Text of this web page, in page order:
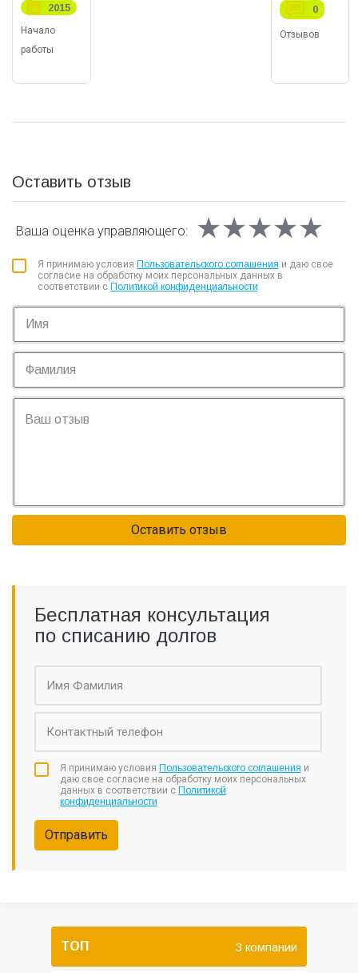
Начало
работы
2015
Отзывов
0
Оставить отзыв
Ваша оценка управляющего: ★★★★★
★★★★★
★★★★★
Я принимаю условия Пользовательского соглашения и даю свое
согласие на обработку моих персональных данных в
соответствии с Политикой конфиденциальности
Оставить отзыв
Бесплатная консультация
по списанию долгов
Я принимаю условия Пользовательского соглашения и
даю свое согласие на обработку моих персональных
данных в соответствии с Политикой
конфиденциальности
Отправить
ТОП 3 компании